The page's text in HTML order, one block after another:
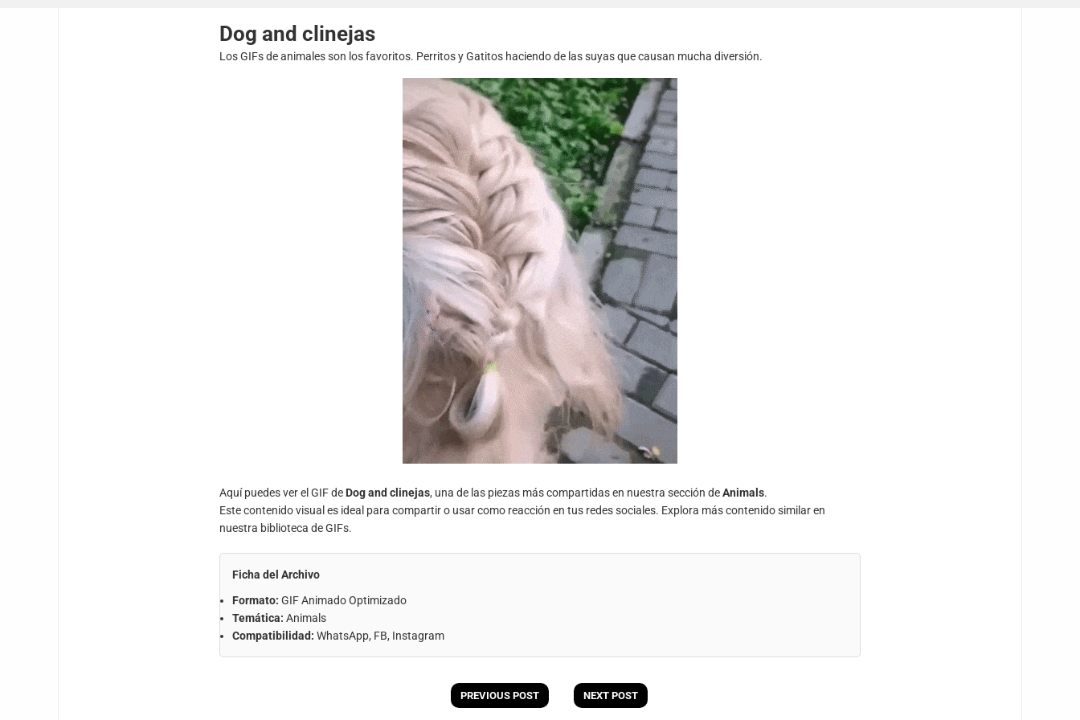
Dog and clinejas
Los GIFs de animales son los favoritos. Perritos y Gatitos haciendo de las suyas que causan mucha diversión.
Aquí puedes ver el GIF de Dog and clinejas, una de las piezas más compartidas en nuestra sección deAnimals.
Este contenido visual es ideal para compartir o usar como reacción en tus redes sociales. Explora más contenido similar en
nuestra biblioteca de GIFs.
Ficha del Archivo
Formato: GIF Animado Optimizado
Temática: Animals
Compatibilidad: WhatsApp, FB, Instagram
PREVIOUS POST NEXT POST